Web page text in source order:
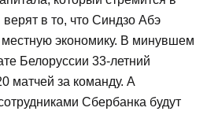
верят в то, что Синдзо Абэ
местную экономику. В минувшем
Белоруссии 33-летний
матчей за команду. А
Сбербанка будут